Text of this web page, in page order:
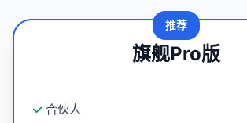
推荐
旗舰Pro版
合伙人